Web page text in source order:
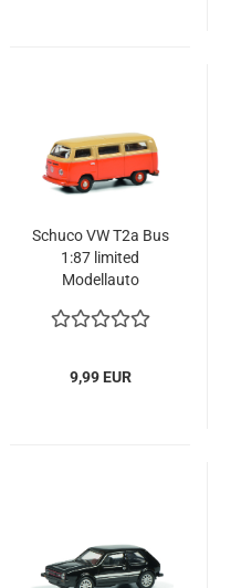
Schuco VW T2a Bus
1:87 limited
Modellauto
9,99 EUR